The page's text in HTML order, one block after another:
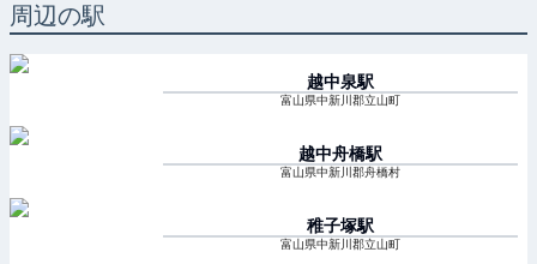
周辺の駅
越中泉駅
富山県中新川郡立山町
越中舟橋駅
富山県中新川郡舟橋村
稚子塚駅
富山県中新川郡立山町